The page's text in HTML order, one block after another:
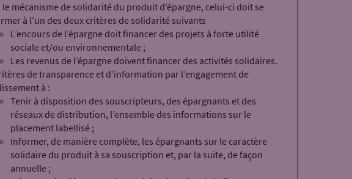
le mécanisme de solidarité du produit d’épargne, celui-ci doit se
à l’un des deux critères de solidarité suivants
L’encours de l’épargne doit financer des projets à forte utilité
sociale et/ou environnementale ;
Les revenus de l’épargne doivent financer des activités solidaires.
de transparence et d’information par l’engagement de
à :
Tenir à disposition des souscripteurs, des épargnants et des
réseaux de distribution, l’ensemble des informations sur le
placement labellisé ;
Informer, de manière complète, les épargnants sur le caractère
solidaire du produit à sa souscription et, par la suite, de façon
annuelle ;